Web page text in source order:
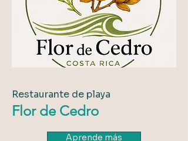
Restaurante de playa
Flor de Cedro
Aprende más